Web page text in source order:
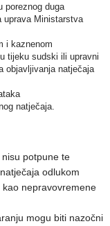
poreznog duga
uprava Ministarstva
i kaznenom
tijeku sudski ili upravni
objavljivanja natječaja
natječaja.
potpune te
odlukom
nepravovremene
mogu biti nazočni